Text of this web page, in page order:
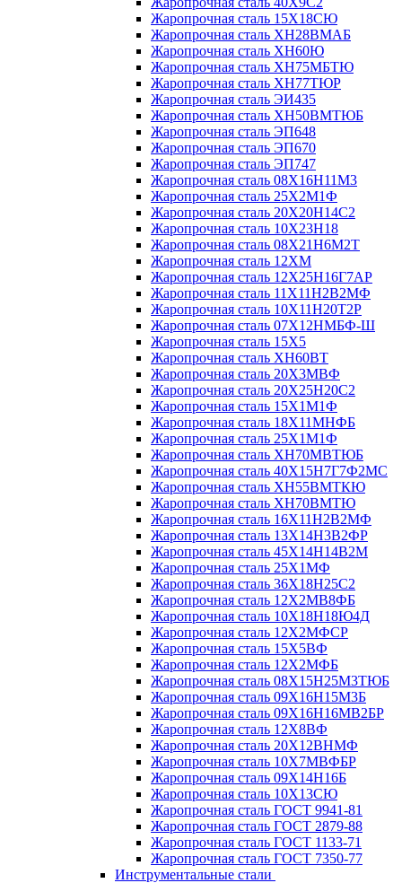
Жаропрочная сталь 15Х18СЮ
Жаропрочная сталь ХН28ВМАБ
Жаропрочная сталь ХН60Ю
Жаропрочная сталь ХН75МБТЮ
Жаропрочная сталь ХН77ТЮР
Жаропрочная сталь ЭИ435
Жаропрочная сталь ХН50ВМТЮБ
Жаропрочная сталь ЭП648
Жаропрочная сталь ЭП670
Жаропрочная сталь ЭП747
Жаропрочная сталь 08Х16Н11М3
Жаропрочная сталь 25Х2М1Ф
Жаропрочная сталь 20Х20Н14С2
Жаропрочная сталь 10Х23Н18
Жаропрочная сталь 08Х21Н6М2Т
Жаропрочная сталь 12ХМ
Жаропрочная сталь 12Х25Н16Г7АР
Жаропрочная сталь 11Х11Н2В2МФ
Жаропрочная сталь 10Х11Н20Т2Р
Жаропрочная сталь 07Х12НМБФ-Ш
Жаропрочная сталь 15Х5
Жаропрочная сталь ХН60ВТ
Жаропрочная сталь 20Х3МВФ
Жаропрочная сталь 20Х25Н20С2
Жаропрочная сталь 15Х1М1Ф
Жаропрочная сталь 18Х11МНФБ
Жаропрочная сталь 25Х1М1Ф
Жаропрочная сталь ХН70МВТЮБ
Жаропрочная сталь 40Х15Н7Г7Ф2МС
Жаропрочная сталь ХН55ВМТКЮ
Жаропрочная сталь ХН70ВМТЮ
Жаропрочная сталь 16Х11Н2В2МФ
Жаропрочная сталь 13Х14Н3В2ФР
Жаропрочная сталь 45Х14Н14В2М
Жаропрочная сталь 25Х1МФ
Жаропрочная сталь 36Х18Н25С2
Жаропрочная сталь 12Х2МВ8ФБ
Жаропрочная сталь 10Х18Н18Ю4Д
Жаропрочная сталь 12Х2МФСР
Жаропрочная сталь 15Х5ВФ
Жаропрочная сталь 12Х2МФБ
Жаропрочная сталь 08Х15Н25М3ТЮБ
Жаропрочная сталь 09Х16Н15М3Б
Жаропрочная сталь 09Х16Н16МВ2БР
Жаропрочная сталь 12Х8ВФ
Жаропрочная сталь 20Х12ВНМФ
Жаропрочная сталь 10Х7МВФБР
Жаропрочная сталь 09Х14Н16Б
Жаропрочная сталь 10Х13СЮ
Жаропрочная сталь ГОСТ 9941-81
Жаропрочная сталь ГОСТ 2879-88
Жаропрочная сталь ГОСТ 1133-71
Жаропрочная сталь ГОСТ 7350-77
Инструментальные стали